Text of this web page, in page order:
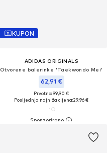
KUPON
ADIDAS ORIGINALS
Otvorene balerinke 'Taekwondo Mei'
62,91 €
Prvotno: 99,90 €
Posljednja najniža cijena:29,96 €